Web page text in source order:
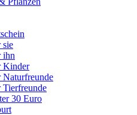
sie
ihn
Kinder
Naturfreunde
Tierfreunde
30 Euro